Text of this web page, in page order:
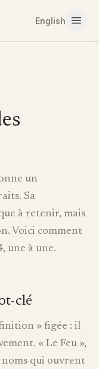
English
un
Sa
à retenir, mais
Voici comment
une à une.
clé
» figée : il
« Le Feu »,
noms qui ouvrent